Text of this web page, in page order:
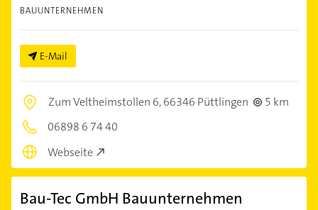
BAUUNTERNEHMEN
E-Mail
Zum Veltheimstollen 6,66346 Püttlingen
5 km
06898 6 74 40
Webseite
Bau-Tec GmbH Bauunternehmen